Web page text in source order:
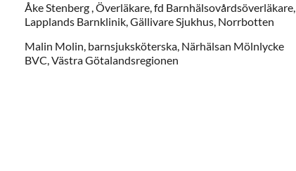
ÅkeStenberg ,Överläkare, fd Barnhälsovårdsöverläkare,
Lapplands Barnklinik, Gällivare Sjukhus, Norrbotten
Malin Molin, barnsjuksköterska, Närhälsan Mölnlycke
BVC,Västra Götalandsregionen